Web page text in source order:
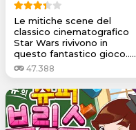
Le mitiche scene del
classico cinematografico
Star Wars rivivono in
questo fantastico gioco.....
47.388